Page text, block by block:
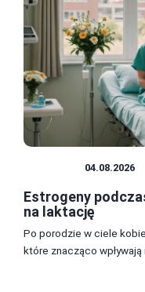
04.08.2026
Estrogeny
na laktację
Po porodzie w ciele
które znacząco wpływają